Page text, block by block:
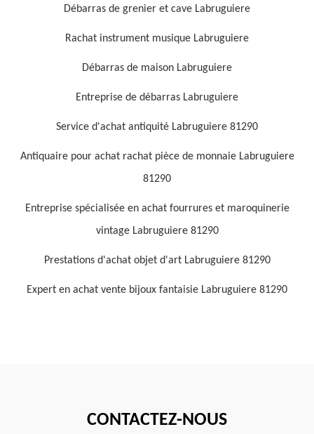
Débarras de grenier et cave Labruguiere
Rachat instrument musique Labruguiere
Débarras de maison Labruguiere
Entreprise de débarras Labruguiere
Service d'achat antiquité Labruguiere 81290
Antiquaire pour achat rachat pièce de monnaie Labruguiere
81290
Entreprise spécialisée en achat fourrures et maroquinerie
vintage Labruguiere 81290
Prestations d'achat objet d'art Labruguiere 81290
Expert en achat vente bijoux fantaisie Labruguiere 81290
CONTACTEZ-NOUS